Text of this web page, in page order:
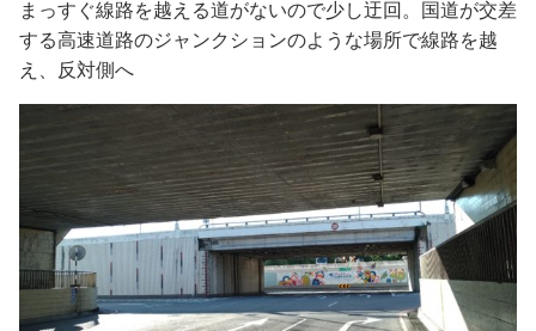
まっすぐ線路を越える道がないので少し迂回。国道が交差
する高速道路のジャンクションのような場所で線路を越
え、反対側へ